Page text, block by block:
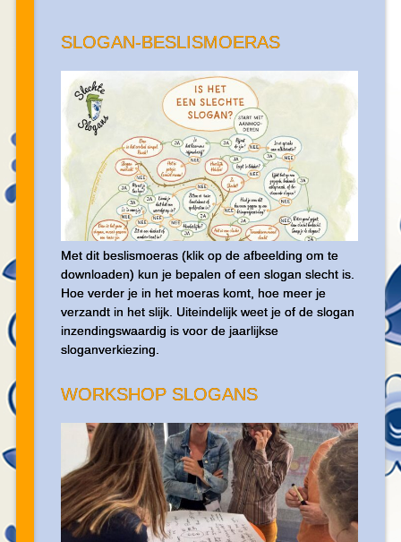
SLOGAN-BESLISMOERAS
Met dit beslismoeras (klik op de afbeelding om te
downloaden) kun je bepalen of een slogan slecht is.
Hoe verder je in het moeras komt, hoe meer je
verzandt in het slijk. Uiteindelijk weet je of de slogan
inzendingswaardig is voor de jaarlijkse
sloganverkiezing.
WORKSHOP SLOGANS